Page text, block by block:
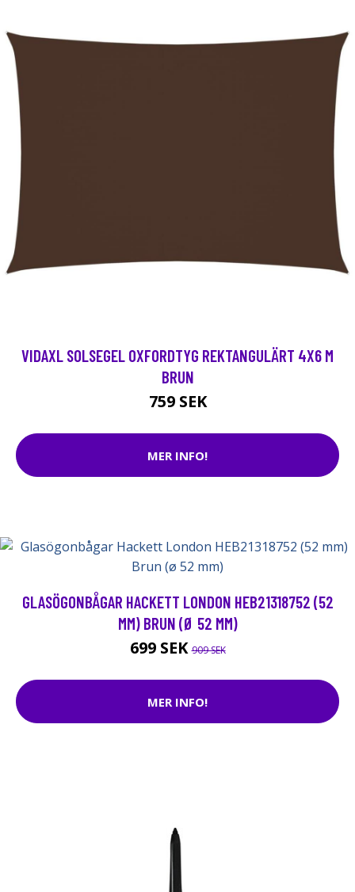
VIDAXL SOLSEGEL OXFORDTYG REKTANGULÄRT 4X6 M
BRUN
759 SEK
MER INFO!
GLASÖGONBÅGAR HACKETT LONDON HEB21318752 (52
MM) BRUN (Ø 52 MM)
699 SEK909 SEK
MER INFO!